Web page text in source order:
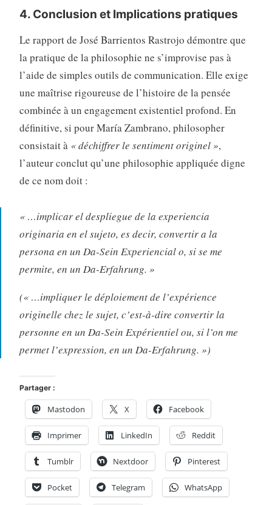
4. Conclusion et Implications pratiques
Le rapport de José Barrientos Rastrojo démontre que
la pratique de la philosophie ne s’improvise pas à
l’aide de simples outils de communication. Elle exige
une maîtrise rigoureuse de l’histoire de la pensée
combinée à un engagement existentiel profond. En
définitive, si pour María Zambrano, philosopher
consistait à « déchiffrer le sentiment originel »,
l’auteur conclut qu’une philosophie appliquée digne
de ce nom doit :
« …implicar el despliegue de la experiencia
originaria en el sujeto, es decir, convertir a la
persona en un Da-Sein Experiencial o, si se me
permite, en un Da-Erfahrung. »
(« …impliquer le déploiement de l’expérience
originelle chez le sujet, c’est-à-dire convertir la
personne en un Da-Sein Expérientiel ou, si l’on me
permet l’expression, en un Da-Erfahrung. »)
Partager :
Mastodon X Facebook
Imprimer LinkedIn Reddit
Tumblr Nextdoor Pinterest
Pocket Telegram WhatsApp